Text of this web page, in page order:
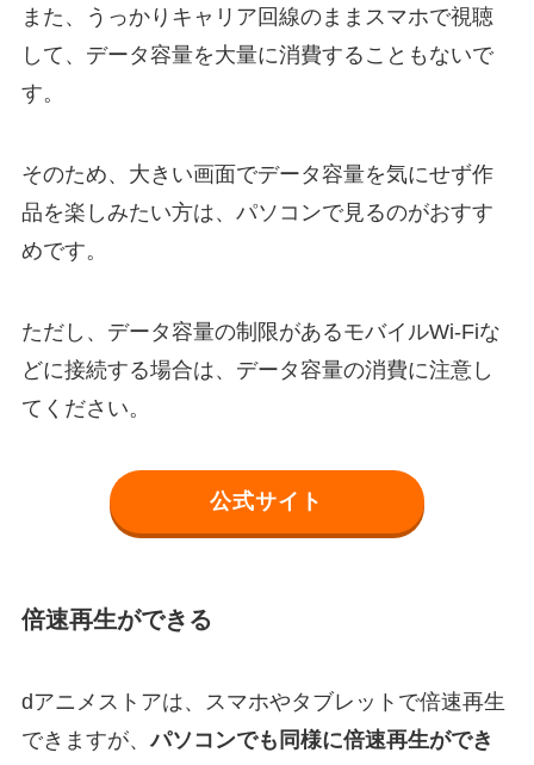
また、うっかりキャリア回線のままスマホで視聴
して、データ容量を大量に消費することもないで
す。
そのため、大きい画面でデータ容量を気にせず作
品を楽しみたい方は、パソコンで見るのがおすす
めです。
ただし、データ容量の制限があるモバイルWi-Fiな
どに接続する場合は、データ容量の消費に注意し
てください。
公式サイト
倍速再生ができる
dアニメストアは、スマホやタブレットで倍速再生
できますが、パソコンでも同様に倍速再生ができ